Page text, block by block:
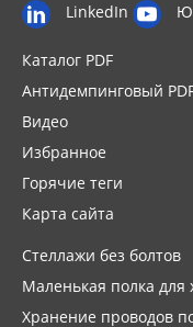
LinkedIn
Каталог PDF
Антидемпинговый
Видео
Избранное
Горячие теги
Карта сайта
Стеллажи без болтов
Маленькая полка для
Хранение проводов